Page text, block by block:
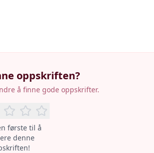
oppskriften?
å finne gode oppskrifter.
første til å
denne